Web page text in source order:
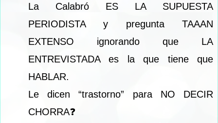
La Calabró ES LA SUPUESTA
PERIODISTA y pregunta TAAAN
EXTENSO ignorando que LA
ENTREVISTADA es la que tiene que
HABLAR.
Le dicen “trastorno” para NO DECIR
CHORRA❓